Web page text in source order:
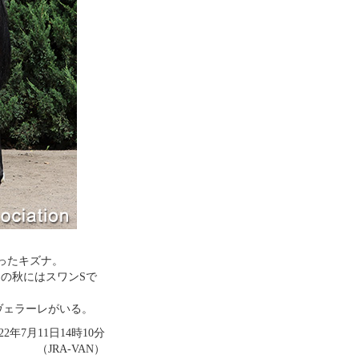
キズナ。
秋にはスワンSで
ラーレがいる。
年7月11日14時10分
（JRA-VAN）